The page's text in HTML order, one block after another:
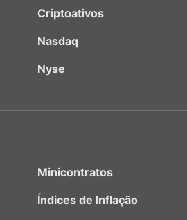
Criptoativos
Nasdaq
Nyse
Minicontratos
Índices de Inflação